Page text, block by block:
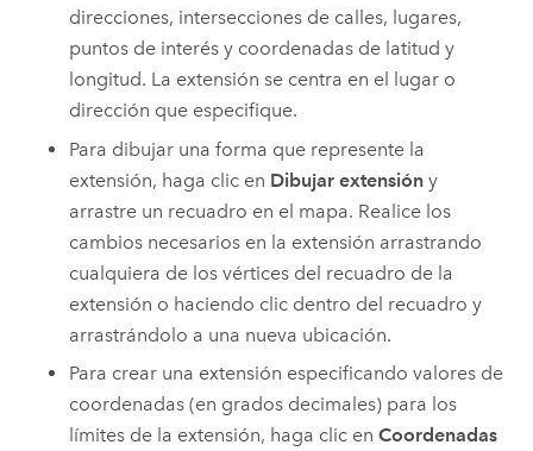
direcciones, intersecciones de calles, lugares,
puntos de interés y coordenadas de latitud y
longitud. La extensión se centra en el lugar o
dirección que especifique.
Para dibujar una forma que represente la
extensión, haga clic en Dibujar extensión y
arrastre un recuadro en el mapa. Realice los
cambios necesarios en la extensión arrastrando
cualquiera de los vértices del recuadro de la
extensión o haciendo clic dentro del recuadro y
arrastrándolo a una nueva ubicación.
Para crear una extensión especificando valores de
coordenadas (en grados decimales) para los
límites de la extensión, haga clic enCoordenadas